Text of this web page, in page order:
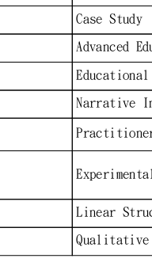
Case
學
分析 Linear